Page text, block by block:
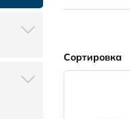
Сортировка